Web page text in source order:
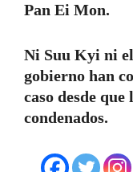
Pan Ei Mon.
Ni Suu Kyi ni
gobierno han
caso desde
condenados.